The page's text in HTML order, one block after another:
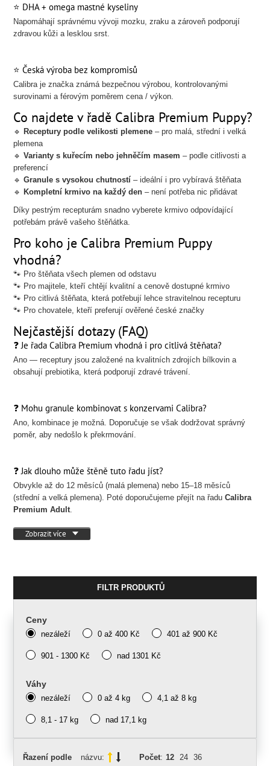
⭐ DHA + omega mastné kyseliny
Napomáhají správnému vývoji mozku, zraku a zároveň podporují
zdravou kůži a lesklou srst.
⭐ Česká výroba bez kompromisů
Calibra je značka známá bezpečnou výrobou, kontrolovanými
surovinami a férovým poměrem cena / výkon.
Co najdete v řadě Calibra Premium Puppy?
🔹 Receptury podle velikosti plemene – pro malá, střední i velká
plemena
🔹Varianty s kuřecím nebo jehněčím masem – podle citlivosti a
preferencí
🔹Granule s vysokou chutností – ideální i pro vybíravá štěňata
🔹 Kompletní krmivo na každý den – není potřeba nic přidávat
Díky pestrým recepturám snadno vyberete krmivo odpovídající
potřebám právě vašeho štěňátka.
Pro koho je Calibra Premium Puppy
vhodná?
🐾 Pro štěňata všech plemen od odstavu
🐾 Pro majitele, kteří chtějí kvalitní a cenově dostupné krmivo
🐾 Pro citlivá štěňata, která potřebují lehce stravitelnou recepturu
🐾 Pro chovatele, kteří preferují ověřené české značky
Nejčastější dotazy (FAQ)
❓ Je řada Calibra Premium vhodná i pro citlivá štěňata?
Ano — receptury jsou založené na kvalitních zdrojích bílkovin a
obsahují prebiotika, která podporují zdravé trávení.
❓ Mohu granule kombinovat s konzervami Calibra?
Ano, kombinace je možná. Doporučuje se však dodržovat správný
poměr, aby nedošlo k překrmování.
❓ Jak dlouho může štěně tuto řadu jíst?
Obvykle až do 12 měsíců (malá plemena) nebo 15–18 měsíců
(střední a velká plemena). Poté doporučujeme přejít na řaduCalibra
Premium Adult.
Zobrazit více
FILTR PRODUKTŮ
Ceny
nezáleží 0 až 400 Kč 401 až 900 Kč
901 - 1300 Kč nad 1301 Kč
Váhy
nezáleží 0 až 4 kg 4,1 až 8 kg
8,1 - 17 kg nad 17,1 kg
Řazení podle názvu: Počet: 12 24 36